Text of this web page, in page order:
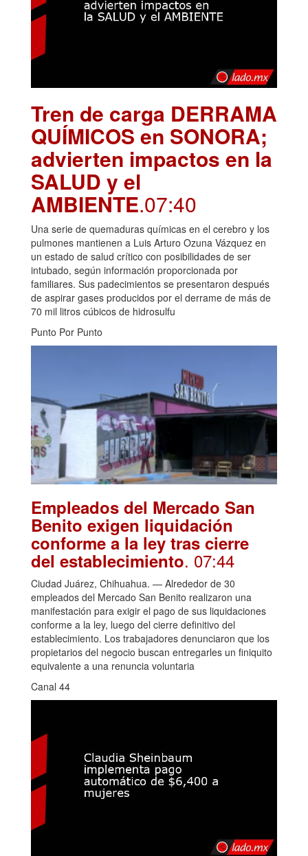
Tren de carga DERRAMA
QUÍMICOS en SONORA;
advierten impactos en la
SALUD y el
AMBIENTE.07:40
Una serie de quemaduras químicas en el cerebro y los
pulmones mantienen a Luis Arturo Ozuna Vázquez en
un estado de salud crítico con posibilidades de ser
intubado, según información proporcionada por
familiares. Sus padecimientos se presentaron después
de aspirar gases producidos por el derrame de más de
70 mil litros cúbicos de hidrosulfu
Punto Por Punto
Empleados del Mercado San
Benito exigen liquidación
conforme a la ley tras cierre
del establecimiento. 07:44
Ciudad Juárez, Chihuahua. — Alrededor de 30
empleados del Mercado San Benito realizaron una
manifestación para exigir el pago de sus liquidaciones
conforme a la ley, luego del cierre definitivo del
establecimiento. Los trabajadores denunciaron que los
propietarios del negocio buscan entregarles un finiquito
equivalente a una renuncia voluntaria
Canal 44